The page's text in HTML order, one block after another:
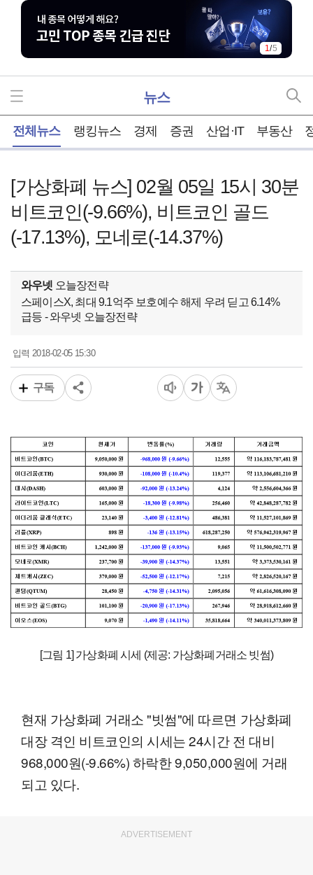
1/5
뉴스
전체뉴스 랭킹뉴스 경제 증권 산업·IT 부동산
[가상화폐 뉴스] 02월 05일 15시 30분
비트코인(-9.66%), 비트코인 골드
(-17.13%), 모네로(-14.37%)
와우넷 오늘장전략
스페이스X, 최대 9.1억주 보호예수 해제 우려 딛고 6.14%
급등 - 와우넷 오늘장전략
입력2018-02-05 15:30
구독
[그림 1] 가상화폐 시세 (제공: 가상화폐거래소 빗썸)
현재 가상화폐 거래소 "빗썸"에 따르면 가상화폐
대장 격인 비트코인의 시세는 24시간 전 대비
968,000원(-9.66%) 하락한 9,050,000원에 거래
되고 있다.
ADVERTISEMENT